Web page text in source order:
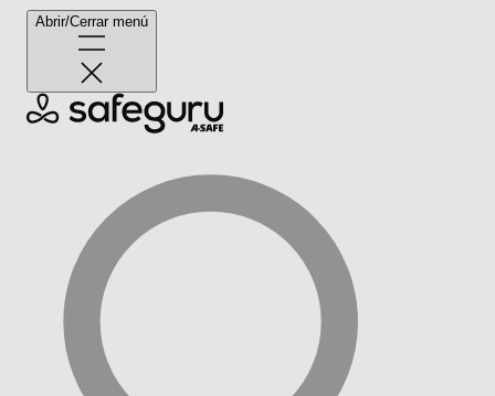
Abrir/Cerrar menú